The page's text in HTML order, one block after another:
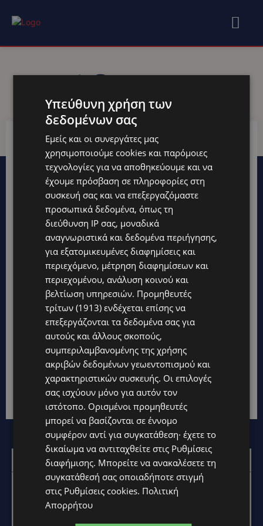
Tag:@KIKOMILANO
JUST CAVALLI X KIKO MILANO: Όταν δύο ιταλικά
icons συναντιούνται, το summer glam γίνεται
πιο wild από ποτέ
9 Ιουλίου, 2026
Αυτό το καλοκαίρι απελευθέρωσε την wild πλευρά
σου. Η KIKO MILANO, το Νο1 Make Up Brand της
Ιταλίας*, παρουσιάζει...
Επικοινωνία: marketing@oloimedia.com
Υπεύθυνη χρήση των
δεδομένων σας
Εμείς και οι συνεργάτες μας
χρησιμοποιούμε cookies και παρόμοιες
τεχνολογίες για να αποθηκεύουμε και να
έχουμε πρόσβαση σε πληροφορίες στη
συσκευή σας και να επεξεργαζόμαστε
προσωπικά δεδομένα, όπως τη
διεύθυνση IP σας, μοναδικά
αναγνωριστικά και δεδομένα περιήγησης,
για εξατομικευμένες διαφημίσεις και
περιεχόμενο, μέτρηση διαφημίσεων και
περιεχομένου, ανάλυση κοινού και
βελτίωση υπηρεσιών. Προμηθευτές
τρίτων (1913) ενδέχεται επίσης να
επεξεργάζονται τα δεδομένα σας για
αυτούς και άλλους σκοπούς,
συμπεριλαμβανομένης της χρήσης
ακριβών δεδομένων γεωεντοπισμού και
χαρακτηριστικών συσκευής. Οι επιλογές
σας ισχύουν μόνο για αυτόν τον
ιστότοπο. Ορισμένοι προμηθευτές
μπορεί να βασίζονται σε έννομο
συμφέρον αντί για συγκατάθεση· έχετε το
δικαίωμα να αντιταχθείτε στις Ρυθμίσεις
διαφήμισης. Μπορείτε να ανακαλέσετε τη
συγκατάθεσή σας οποιαδήποτε στιγμή
στις Ρυθμίσεις cookies. Πολιτική
Απορρήτου